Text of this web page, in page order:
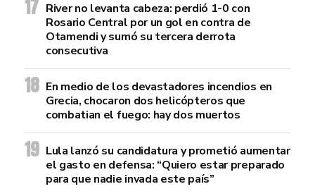
River no levanta cabeza: perdió 1-0 con
Rosario Central por un gol en contra de
Otamendi y sumó su tercera derrota
consecutiva
En medio de los devastadores incendios en
Grecia, chocaron dos helicópteros que
combatian el fuego: hay dos muertos
Lula lanzó su candidatura y prometió aumentar
el gasto en defensa: “Quiero estar preparado
para que nadie invada este país”